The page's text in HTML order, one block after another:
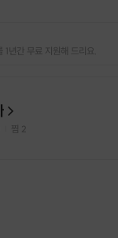
1년간 무료 지원해 드리요.
찜 2